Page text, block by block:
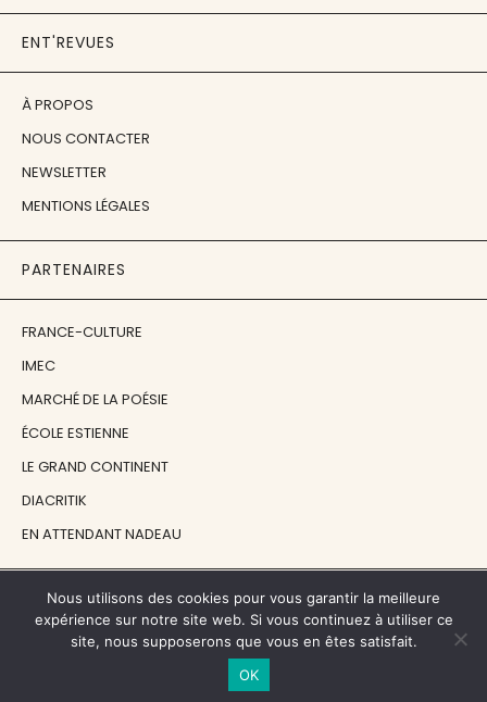
ENT'REVUES
À PROPOS
NOUS CONTACTER
NEWSLETTER
MENTIONS LÉGALES
PARTENAIRES
FRANCE-CULTURE
IMEC
MARCHÉ DE LA POÉSIE
ÉCOLE ESTIENNE
LE GRAND CONTINENT
DIACRITIK
EN ATTENDANT NADEAU
NOS SOUTIENS
Nous utilisons des cookies pour vous garantir la meilleure
expérience sur notre site web. Si vous continuez à utiliser ce
site, nous supposerons que vous en êtes satisfait.
OK